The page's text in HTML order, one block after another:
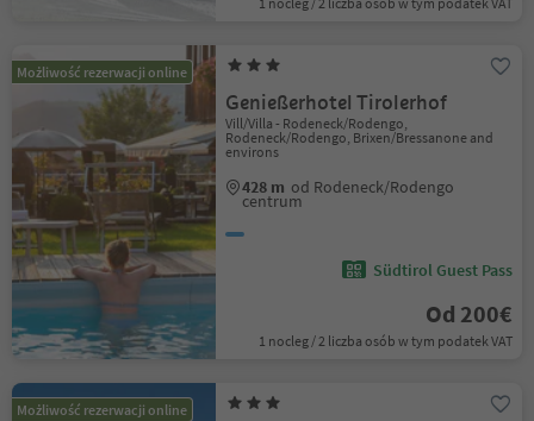
Możliwość rezerwacji online
Genießerhotel Tirolerhof
Vill/Villa - Rodeneck/Rodengo,
Rodeneck/Rodengo, Brixen/Bressanone and
environs
428 m od Rodeneck/Rodengo
centrum
Südtirol Guest Pass
Od 200€
1 nocleg / 2 liczba osób w tym podatek VAT
Możliwość rezerwacji online